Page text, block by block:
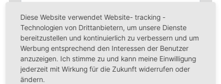
Diese Website verwendet Website- tracking -
Technologien von Drittanbietern, um unsere Dienste
bereitzustellen und kontinuierlich zu verbessern und um
Werbung entsprechend den Interessen der Benutzer
anzuzeigen. Ich stimme zu und kann meine Einwilligung
jederzeit mit Wirkung für die Zukunft widerrufen oder
ändern.